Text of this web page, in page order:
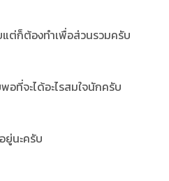
ต่ก็ต้องทำเพื่อส่วนรวมครับ
อที่จะได้อะไรสมใจนักครับ
ยู่นะครับ